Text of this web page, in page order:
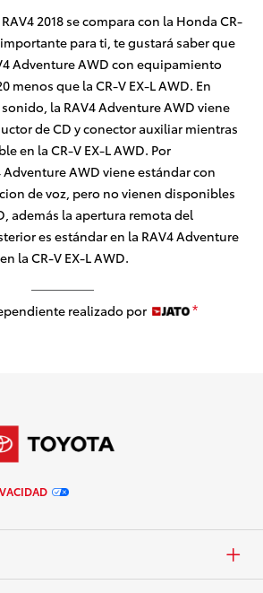
2018 se compara con la Honda CR-
importante para ti, te gustará saber que
Adventure AWD con equipamiento
menos que la CR-V EX-L AWD. En
la RAV4 Adventure AWD viene
de CD y conector auxiliar mientras
en la CR-V EX-L AWD. Por
AWD viene estándar con
de voz, pero no vienen disponibles
además la apertura remota del
es estándar en la RAV4 Adventure
la CR-V EX-L AWD.
realizado por *